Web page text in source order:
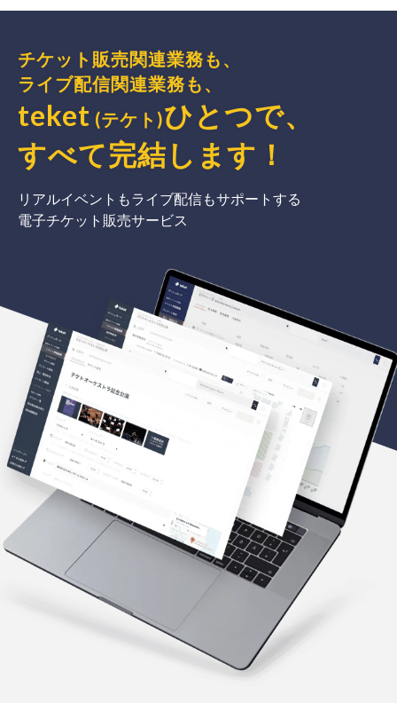
チケット販売関連業務も、
ライブ配信関連業務も、
teket (テケト)ひとつで、
すべて完結 します ！
リアルイベントもライブ配信もサポートする
電子チケット販売サービス